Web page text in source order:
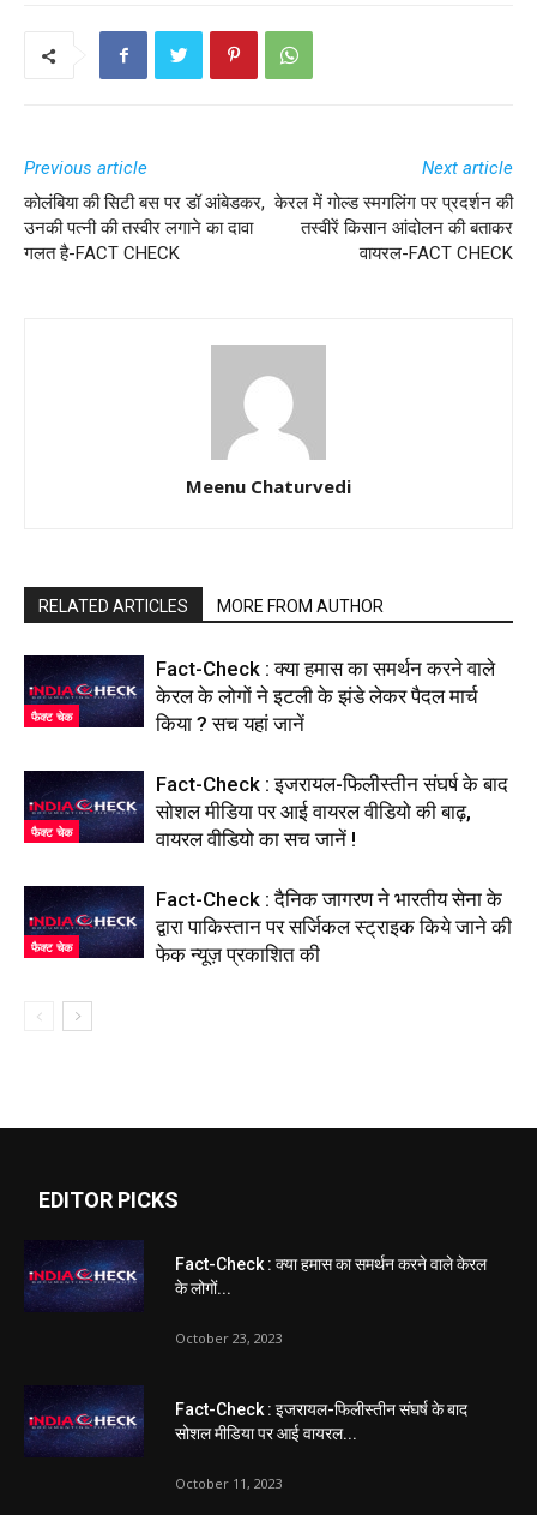
Previous article
कोलंबिया की सिटी बस पर डॉ आंबेडकर,
उनकी पत्नी की तस्वीर लगाने का दावा
गलत है-FACT CHECK
Next article
केरल में गोल्ड स्मगलिंग पर प्रदर्शन की
तस्वीरें किसान आंदोलन की बताकर
वायरल-FACT CHECK
Meenu Chaturvedi
RELATED ARTICLES MORE FROM AUTHOR
फैक्ट चेक
Fact-Check : क्या हमास का समर्थन करने वाले
केरल के लोगों ने इटली के झंडे लेकर पैदल मार्च
किया ? सच यहां जानें
फैक्ट चेक
Fact-Check : इजरायल-फिलीस्तीन संघर्ष के बाद
सोशल मीडिया पर आई वायरल वीडियो की बाढ़,
वायरल वीडियो का सच जानें !
फैक्ट चेक
Fact-Check : दैनिक जागरण ने भारतीय सेना के
द्वारा पाकिस्तान पर सर्जिकल स्ट्राइक किये जाने की
फेक न्यूज़ प्रकाशित की
EDITOR PICKS
Fact-Check : क्या हमास का समर्थन करने वाले केरल
के लोगों...
October 23, 2023
Fact-Check : इजरायल-फिलीस्तीन संघर्ष के बाद
सोशल मीडिया पर आई वायरल...
October 11, 2023